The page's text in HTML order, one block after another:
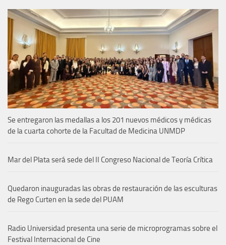
Se entregaron las medallas a los 201 nuevos médicos y médicas
de la cuarta cohorte de la Facultad de Medicina UNMDP
Mar del Plata será sede del II Congreso Nacional de Teoría Crítica
Quedaron inauguradas las obras de restauración de las esculturas
de Rego Curten en la sede del PUAM
Radio Universidad presenta una serie de microprogramas sobre el
Festival Internacional de Cine